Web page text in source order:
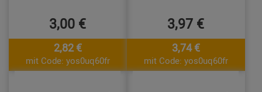
3,00 €
2,82 €
mit Code: yos0uq60fr
3,97 €
3,74 €
mit Code: yos0uq60fr